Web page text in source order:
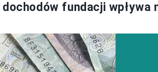
dochodów fundacji